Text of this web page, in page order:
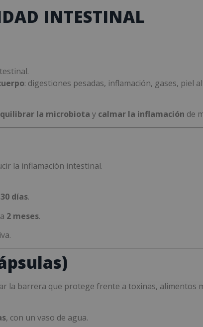
INTESTINAL
: digestiones pesadas, inflamación, gases, piel
la microbiota y calmar la inflamación de
la inflamación intestinal.
30 días.
2 meses.
la barrera que protege frente a toxinas, alimentos
, con un vaso de agua.